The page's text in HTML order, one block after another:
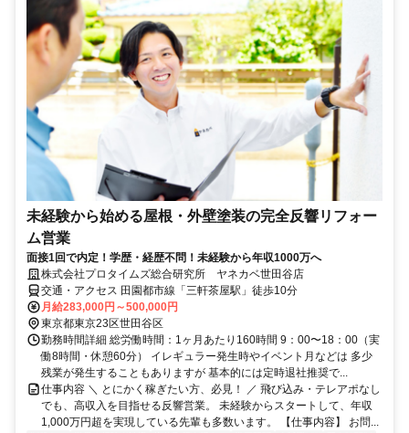
未経験から始める屋根・外壁塗装の完全反響リフォー
ム営業
面接1回で内定！学歴・経歴不問！未経験から年収1000万へ
株式会社プロタイムズ総合研究所 ヤネカベ世田谷店
交通・アクセス 田園都市線「三軒茶屋駅」徒歩10分
月給283,000円～500,000円
東京都東京23区世田谷区
勤務時間詳細 総労働時間：1ヶ月あたり160時間 9：00〜18：00（実
働8時間・休憩60分） イレギュラー発生時やイベント月などは 多少
残業が発生することもありますが 基本的には定時退社推奨で...
仕事内容 ＼ とにかく稼ぎたい方、必見！ ／ 飛び込み・テレアポなし
でも、高収入を目指せる反響営業。 未経験からスタートして、年収
1,000万円超を実現している先輩も多数います。 【仕事内容】 お問...